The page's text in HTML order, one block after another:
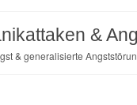
&
& generalisierte